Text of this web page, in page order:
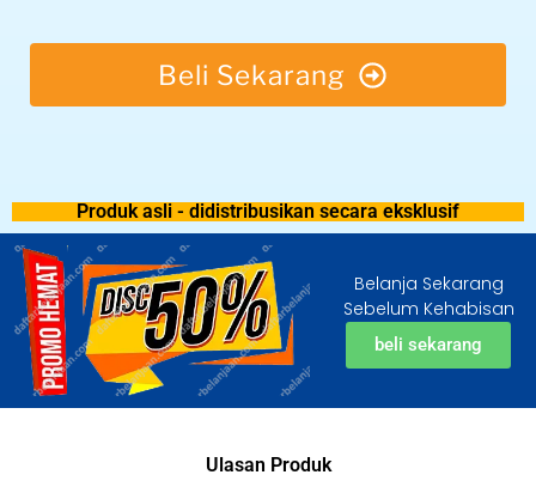
Beli Sekarang
Produk asli - didistribusikan secara eksklusif
Belanja Sekarang
Sebelum Kehabisan
beli sekarang
Ulasan Produk